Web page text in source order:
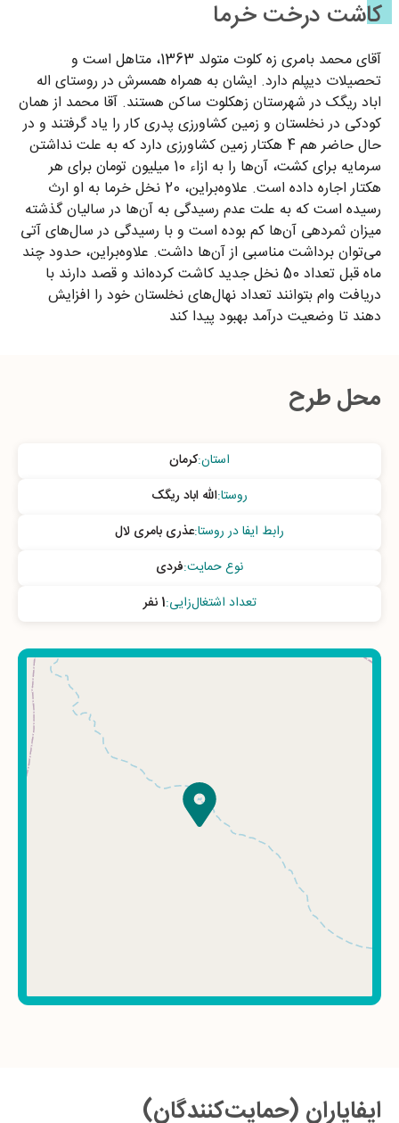
کاشت درخت خرما
آقای محمد بامری زه کلوت متولد 1363، متاهل است و
تحصیلات دیپلم دارد. ایشان به همراه همسرش در روستای اله
اباد ریگک در شهرستان زهکلوت ساکن هستند. آقا محمد از همان
کودکی در نخلستان و زمین کشاورزی پدری کار را یاد گرفتند و در
حال حاضر هم 4 هکتار زمین کشاورزی دارد که به علت نداشتن
سرمایه برای کشت، آن‌ها را به ازاء 10 میلیون تومان برای هر
هکتار اجاره داده است. علاوه‌براین، 20 نخل خرما به او ارث
رسیده است که به علت عدم رسیدگی به آن‌ها در سالیان گذشته
میزان ثمردهی آن‌ها کم بوده است و با رسیدگی در سال‌های آتی
می‌توان برداشت مناسبی از آن‌ها داشت. علاوه‌براین، حدود چند
ماه قبل تعداد 50 نخل جدید کاشت کرده‌اند و قصد دارند با
دریافت وام بتوانند تعداد نهال‌های نخلستان خود را افزایش
دهند تا وضعیت درآمد بهبود پیدا کند
محل طرح
استان:کرمان
روستا:الله اباد ریگک
رابط ایفا در روستا:عذری بامری لال
نوع حمایت:فردی
تعداد اشتغال‌زایی:1 نفر
ایفایاران (حمایت‌کنندگان)